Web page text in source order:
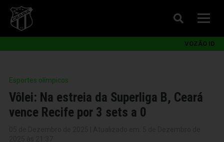
VOZÃO ID
Esportes olímpicos
Vôlei: Na estreia da Superliga B, Ceará
vence Recife por 3 sets a 0